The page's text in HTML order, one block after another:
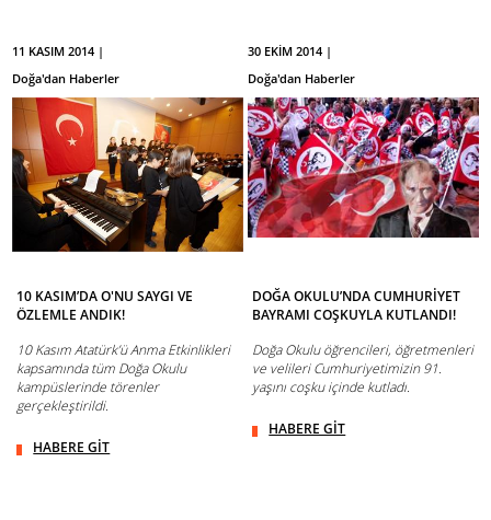
11 KASIM 2014 |
Doğa'dan Haberler
10 KASIM’DA O'NU SAYGI VE
ÖZLEMLE ANDIK!
10 Kasım Atatürk’ü Anma Etkinlikleri
kapsamında tüm Doğa Okulu
kampüslerinde törenler
gerçekleştirildi.
HABERE GİT
30 EKİM 2014 |
Doğa'dan Haberler
DOĞA OKULU’NDA CUMHURİYET
BAYRAMI COŞKUYLA KUTLANDI!
Doğa Okulu öğrencileri, öğretmenleri
ve velileri Cumhuriyetimizin 91.
yaşını coşku içinde kutladı.
HABERE GİT